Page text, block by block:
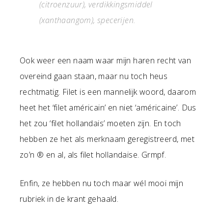
(citroenzuur), verdikkingsmiddel
(xanthaangom), specerijen.
Ook weer een naam waar mijn haren recht van
overeind gaan staan, maar nu toch heus
rechtmatig. Filet is een mannelijk woord, daarom
heet het ‘filet américain’ en niet ‘américaine’. Dus
het zou ‘filet hollandais’ moeten zijn. En toch
hebben ze het als merknaam geregistreerd, met
zo’n ® en al, als filet hollandaise. Grmpf.
Enfin, ze hebben nu toch maar wél mooi mijn
rubriek in de krant gehaald.